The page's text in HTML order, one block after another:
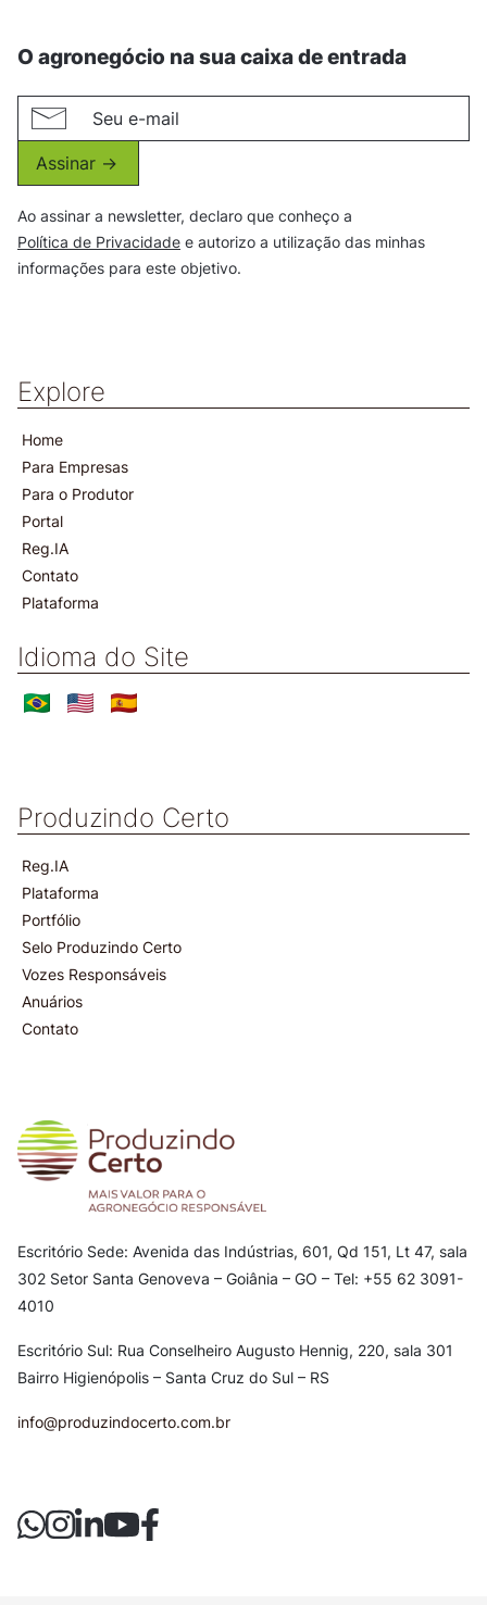
Explore
Home
Para Empresas
Para o Produtor
Portal
Reg.IA
Contato
Plataforma
Idioma do Site
Produzindo Certo
Reg.IA
Plataforma
Portfólio
Selo Produzindo Certo
Vozes Responsáveis
Anuários
Contato
O agronegócio na sua caixa de entrada
Assinar ->
Ao assinar a newsletter, declaro que conheço a
Política de Privacidade e autorizo a utilização das minhas
informações para este objetivo.
Escritório Sede: Avenida das Indústrias, 601, Qd 151, Lt 47, sala
302 Setor Santa Genoveva – Goiânia – GO – Tel: +55 62 3091-
4010
Escritório Sul: Rua Conselheiro Augusto Hennig, 220, sala 301
Bairro Higienópolis – Santa Cruz do Sul – RS
info@produzindocerto.com.br